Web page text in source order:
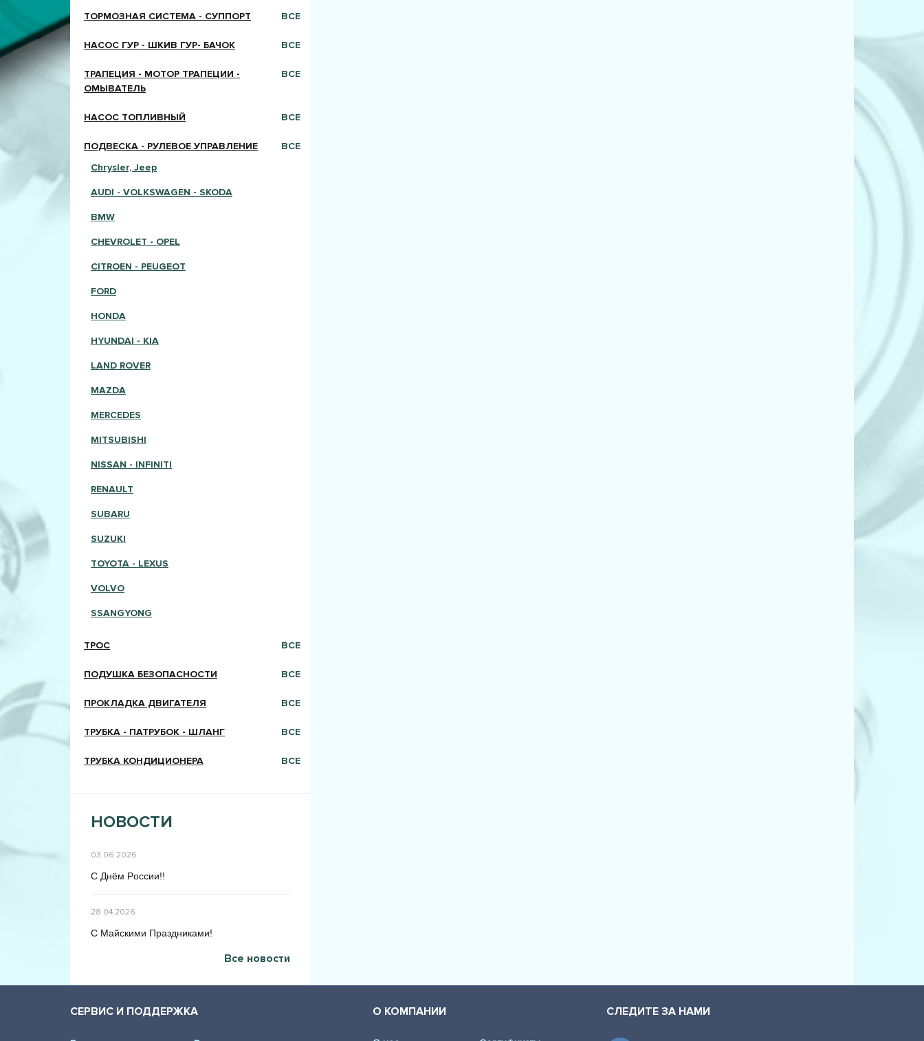
ВСЕ
ТОРМОЗНАЯ СИСТЕМА - СУППОРТ
ВСЕ
НАСОС ГУР - ШКИВ ГУР- БАЧОК
ВСЕ
ТРАПЕЦИЯ - МОТОР ТРАПЕЦИИ -
ОМЫВАТЕЛЬ
ВСЕ
НАСОС ТОПЛИВНЫЙ
ВСЕ
ПОДВЕСКА - РУЛЕВОЕ УПРАВЛЕНИЕ
Chrysler, Jeep
AUDI - VOLKSWAGEN - SKODA
BMW
CHEVROLET - OPEL
CITROEN - PEUGEOT
FORD
HONDA
HYUNDAI - KIA
LAND ROVER
MAZDA
MERCEDES
MITSUBISHI
NISSAN - INFINITI
RENAULT
SUBARU
SUZUKI
TOYOTA - LEXUS
VOLVO
SSANGYONG
ВСЕ
ТРОС
ВСЕ
ПОДУШКА БЕЗОПАСНОСТИ
ВСЕ
ПРОКЛАДКА ДВИГАТЕЛЯ
ВСЕ
ТРУБКА - ПАТРУБОК - ШЛАНГ
ВСЕ
ТРУБКА КОНДИЦИОНЕРА
НОВОСТИ
03.06.2026
C Днём Poccии!!
28.04.2026
C Maйcкими Праздниками!
Все новости
СЕРВИС И ПОДДЕРЖКА О КОМПАНИИ СЛЕДИТЕ ЗА НАМИ